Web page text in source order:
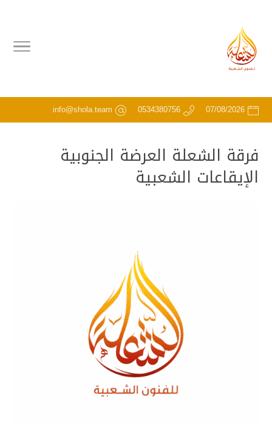
07/08/2026
0534380756
info@shola.team
فرقة الشعلة العرضة الجنوبية
الإيقاعات الشعبية